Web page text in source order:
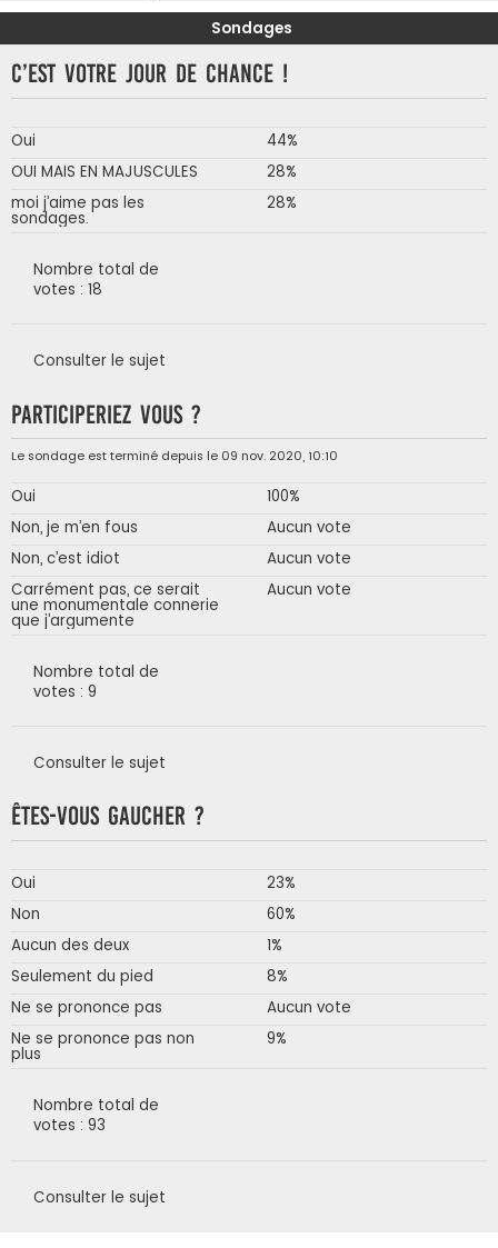
Sondages
C’est votre jour de chance !
Oui
44%
OUI MAIS EN MAJUSCULES
28%
moi j’aime pas les
sondages.
28%
Nombre total de
votes : 18
Consulter le sujet
Participeriez vous ?
Le sondage est terminé depuis le 09 nov. 2020, 10:10
Oui
100%
Non, je m’en fous
Aucun vote
Non, c’est idiot
Aucun vote
Carrément pas, ce serait
une monumentale connerie
que j’argumente
Aucun vote
Nombre total de
votes : 9
Consulter le sujet
Êtes-vous gaucher ?
Oui
23%
Non
60%
Aucun des deux
1%
Seulement du pied
8%
Ne se prononce pas
Aucun vote
Ne se prononce pas non
plus
9%
Nombre total de
votes : 93
Consulter le sujet